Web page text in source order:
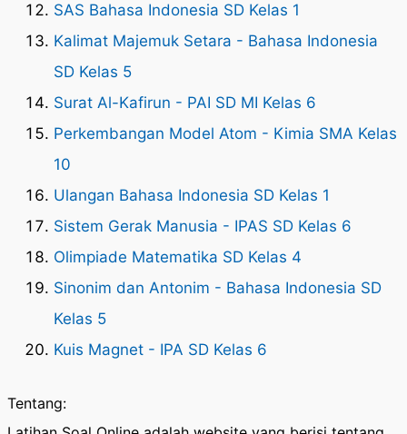
SAS Bahasa Indonesia SD Kelas 1
Kalimat Majemuk Setara - Bahasa Indonesia
SD Kelas 5
Surat Al-Kafirun - PAI SD MI Kelas 6
Perkembangan Model Atom - Kimia SMA Kelas
10
Ulangan Bahasa Indonesia SD Kelas 1
Sistem Gerak Manusia - IPAS SD Kelas 6
Olimpiade Matematika SD Kelas 4
Sinonim dan Antonim - Bahasa Indonesia SD
Kelas 5
Kuis Magnet - IPA SD Kelas 6
Tentang: